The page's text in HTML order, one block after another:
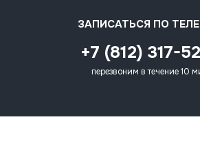
ЗАПИСАТЬСЯ ПО
+7 (812) 317-
перезвоним в течение 10